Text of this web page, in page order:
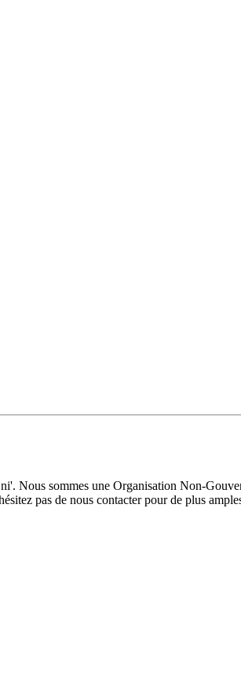
Nous sommes une Organisation Non-
pas de nous contacter pour de plus